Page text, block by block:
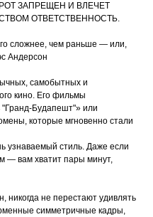
ЗАПРЕЩЕН И ВЛЕЧЕТ
ОТВЕТСТВЕННОСТЬ.
сложнее, чем раньше — или,
Андерсон
самобытных и
кино. Его фильмы
Будапешт"» или
которые мгновенно стали
узнаваемый стиль. Даже если
— вам хватит пары минут,
никогда не перестают удивлять
симметричные кадры,